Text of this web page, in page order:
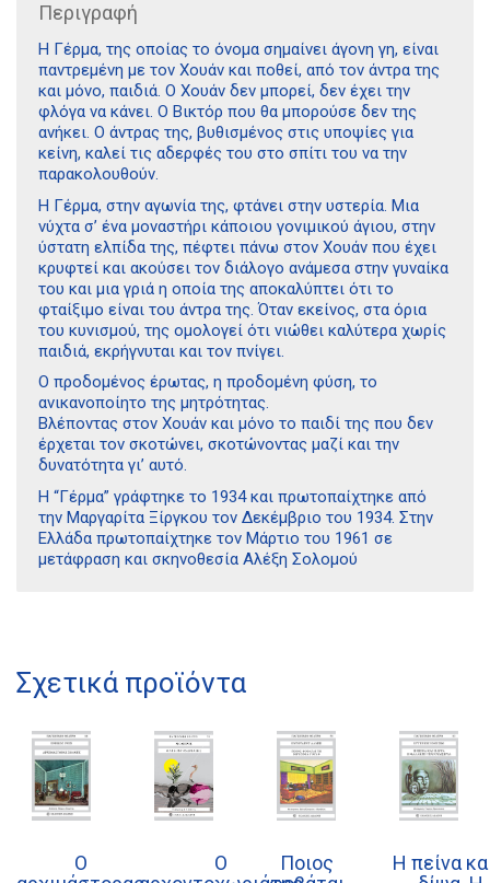
Περιγραφή
Η Γέρμα, της οποίας το όνομα σημαίνει άγονη γη, είναι
παντρεμένη με τον Χουάν και ποθεί, από τον άντρα της
και μόνο, παιδιά. Ο Χουάν δεν μπορεί, δεν έχει την
φλόγα να κάνει. Ο Βικτόρ που θα μπορούσε δεν της
ανήκει. Ο άντρας της, βυθισμένος στις υποψίες για
κείνη, καλεί τις αδερφές του στο σπίτι του να την
παρακολουθούν.
Η Γέρμα, στην αγωνία της, φτάνει στην υστερία. Μια
νύχτα σ’ ένα μοναστήρι κάποιου γονιμικού άγιου, στην
ύστατη ελπίδα της, πέφτει πάνω στον Χουάν που έχει
κρυφτεί και ακούσει τον διάλογο ανάμεσα στην γυναίκα
του και μια γριά η οποία της αποκαλύπτει ότι το
φταίξιμο είναι του άντρα της. Όταν εκείνος, στα όρια
του κυνισμού, της ομολογεί ότι νιώθει καλύτερα χωρίς
παιδιά, εκρήγνυται και τον πνίγει.
Ο προδομένος έρωτας, η προδομένη φύση, το
ανικανοποίητο της μητρότητας.
Βλέποντας στον Χουάν και μόνο το παιδί της που δεν
έρχεται τον σκοτώνει, σκοτώνοντας μαζί και την
δυνατότητα γι’ αυτό.
Η “Γέρμα” γράφτηκε το 1934 και πρωτοπαίχτηκε από
την Μαργαρίτα Ξίργκου τον Δεκέμβριο του 1934. Στην
Ελλάδα πρωτοπαίχτηκε τον Μάρτιο του 1961 σε
μετάφραση και σκηνοθεσία Αλέξη Σολομού
Σχετικά προϊόντα
Ο
Ο
Ποιος
Η πείνα
Διδότου 34, Αθήνα 106 80
21 1750 8340
kombrai.bs@gmail.com